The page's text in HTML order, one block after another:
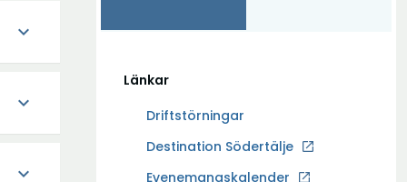
Länkar
Driftstörningar
Destination Södertälje
Ö
p
Evenemangskalender
expand_more
expand_more
expand_more